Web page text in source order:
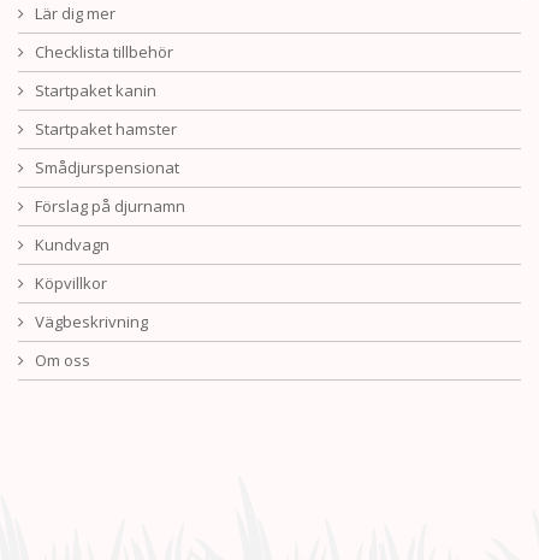
Lär dig mer
Checklista tillbehör
Startpaket kanin
Startpaket hamster
Smådjurspensionat
Förslag på djurnamn
Kundvagn
Köpvillkor
Vägbeskrivning
Om oss